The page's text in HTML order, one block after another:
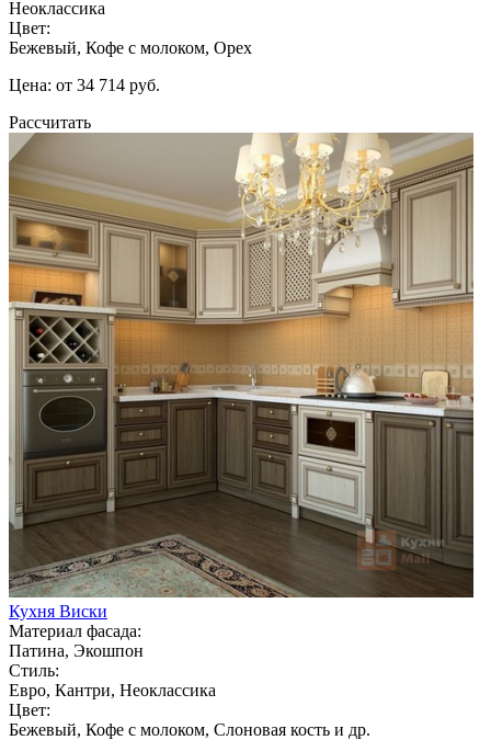
Неоклассика
Цвет:
Бежевый, Кофе с молоком, Орех
Цена: от 34 714 руб.
Рассчитать
Кухня Виски
Материал фасада:
Патина, Экошпон
Стиль:
Евро, Кантри, Неоклассика
Цвет:
Бежевый, Кофе с молоком, Слоновая кость и др.